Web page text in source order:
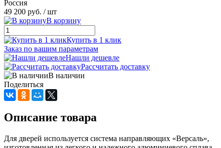
Россия
49 200 руб. / шт
В корзину
Купить в 1 клик
Заказ по вашим параметрам
Нашли дешевле
Рассчитать доставку
В наличии
Поделиться
Описание товара
Для дверей используется система направляющих «Версаль»,